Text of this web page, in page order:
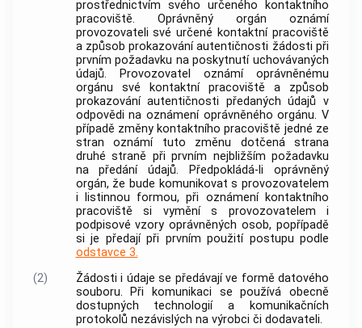
prostřednictvím svého určeného kontaktního
pracoviště. Oprávněný orgán oznámí
provozovateli své určené kontaktní pracoviště
a způsob prokazování autentičnosti žádosti při
prvním požadavku na poskytnutí uchovávaných
údajů. Provozovatel oznámí oprávněnému
orgánu své kontaktní pracoviště a způsob
prokazování autentičnosti předaných údajů v
odpovědi na oznámení oprávněného orgánu. V
případě změny kontaktního pracoviště jedné ze
stran oznámí tuto změnu dotčená strana
druhé straně při prvním nejbližším požadavku
na předání údajů. Předpokládá-li oprávněný
orgán, že bude komunikovat s provozovatelem
i listinnou formou, při oznámení kontaktního
pracoviště si vymění s provozovatelem i
podpisové vzory oprávněných osob, popřípadě
si je předají při prvním použití postupu podle
odstavce 3.
(2)
Žádosti i údaje se předávají ve formě datového
souboru. Při komunikaci se používá obecně
dostupných technologií a komunikačních
protokolů nezávislých na výrobci či dodavateli.